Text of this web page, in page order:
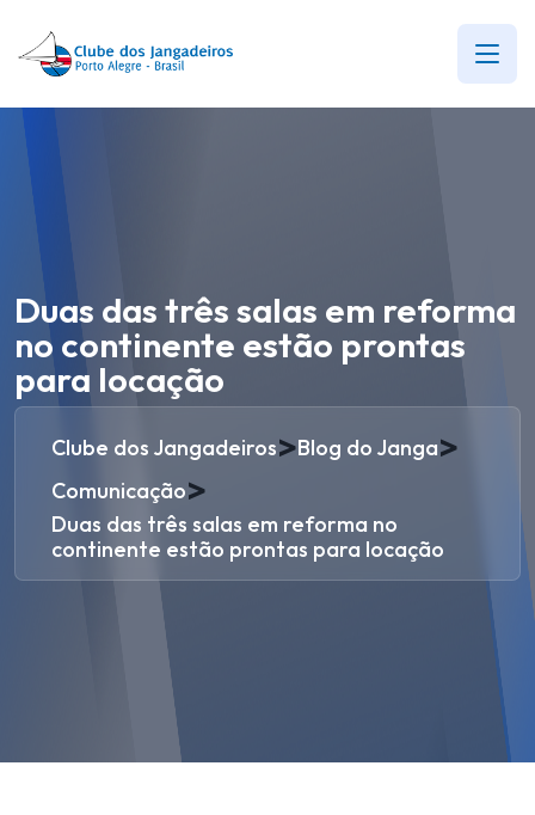
Duas das três salas em reforma
no continente estão prontas
para locação
Clube dos Jangadeiros>Blog do Janga>
Comunicação>
Duas das três salas em reforma no
continente estão prontas para locação